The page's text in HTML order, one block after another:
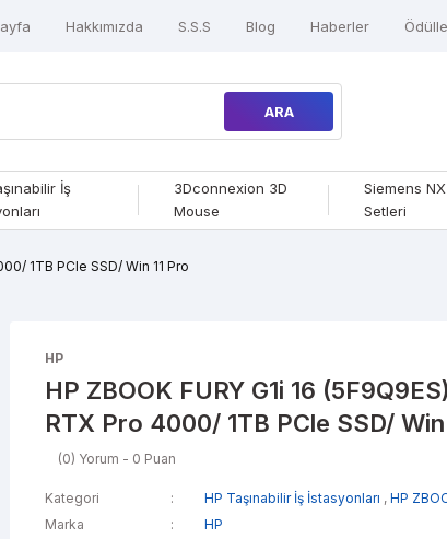
Hakkımızda S.S.S Blog Haberler
ARA
İş
3Dconnexion 3D
Mouse
Siemens
Setleri
1TB PCle SSD/ Win 11 Pro
HP
HP ZBOOK FURY G1i 16
RTX Pro 4000/ 1TB PCle SSD/ Win
(0) Yorum - 0 Puan
Kategori HP Taşınabilir İş İstasyonları ,HP
Marka
HP